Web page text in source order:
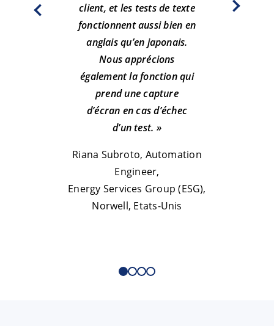
client, et les tests de texte
fonctionnent aussi bien en
anglais qu’en japonais.
Nous apprécions
également la fonction qui
prend une capture
d’écran en cas d’échec
d’un test. »
Riana Subroto, Automation
Engineer,
Energy Services Group (ESG),
Norwell, Etats-Unis